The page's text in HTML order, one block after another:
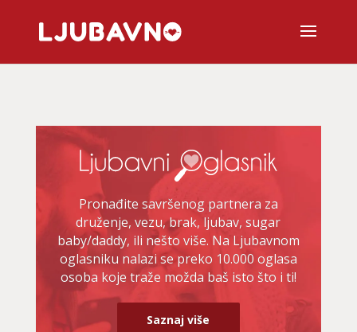
Pronađite savršenog partnera za
druženje, vezu, brak, ljubav, sugar
baby/daddy, ili nešto više. Na Ljubavnom
oglasniku nalazi se preko 10.000 oglasa
osoba koje traže možda baš isto što i ti!
Saznaj više